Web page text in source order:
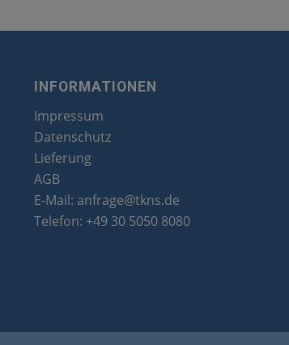
INFORMATIONEN
Impressum
Datenschutz
Lieferung
AGB
E-Mail: anfrage@tkns.de
Telefon: +49 30 5050 8080